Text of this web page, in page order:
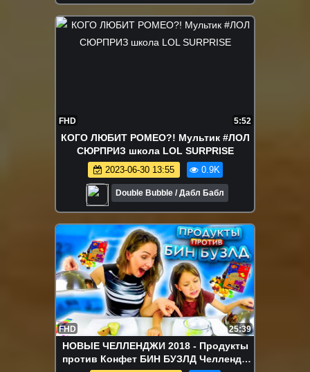
FHD 5:52
КОГО ЛЮБИТ РОМЕО?! Мультик #ЛОЛ
СЮРПРИЗ школа LOL SURPRISE
2023-06-30 13:55 0.9K
Double Bubble / Дабл Бабл
FHD 25:39
НОВЫЕ ЧЕЛЛЕНДЖИ 2018 - Продукты
против Конфет БИН БУЗЛД Челлендж